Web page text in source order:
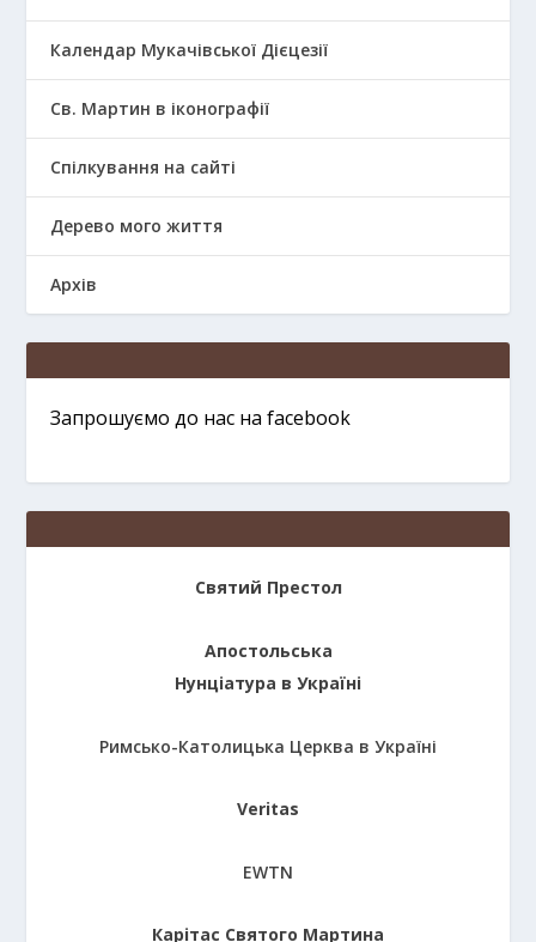
Календар Мукачівської Дієцезії
Св. Мартин в іконографії
Спілкування на сайті
Дерево мого життя
Архів
Запрошуємо до нас на facebook
Святий Престол
Апостольська
Нунціатура в Україні
Римсько-Католицька Церква в Україні
Veritas
EWTN
Карітас Святого Мартина